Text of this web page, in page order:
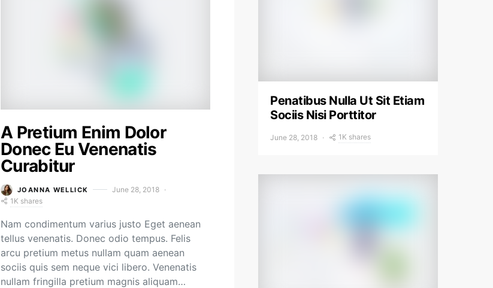
A Pretium Enim Dolor
Donec Eu Venenatis
Curabitur
JOANNA WELLICK
June 28, 2018
1K shares
Nam condimentum varius justo Eget aenean
tellus venenatis. Donec odio tempus. Felis
arcu pretium metus nullam quam aenean
sociis quis sem neque vici libero. Venenatis
nullam fringilla pretium magnis aliquam…
Penatibus Nulla Ut Sit Etiam
Sociis Nisi Porttitor
June 28, 2018 1K shares